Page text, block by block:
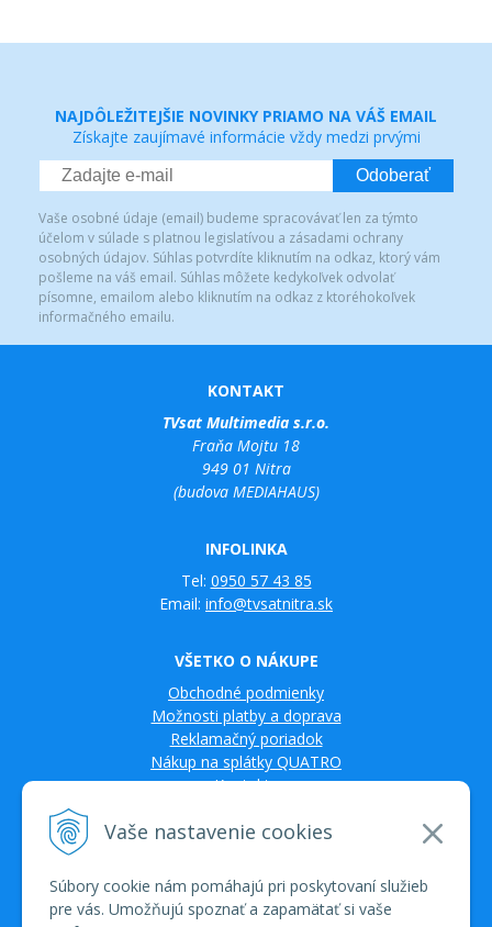
Vaše nastavenie cookies
Súbory cookie nám pomáhajú pri poskytovaní služieb
pre vás. Umožňujú spoznať a zapamätať si vaše
NAJDÔLEŽITEJŠIE NOVINKY PRIAMO NA VÁŠ EMAIL
Získajte zaujímavé informácie vždy medzi prvými
Odoberať
Vaše osobné údaje (email) budeme spracovávať len za týmto
účelom v súlade s platnou legislatívou a zásadami ochrany
osobných údajov. Súhlas potvrdíte kliknutím na odkaz, ktorý vám
pošleme na váš email. Súhlas môžete kedykoľvek odvolať
písomne, emailom alebo kliknutím na odkaz z ktoréhokoľvek
informačného emailu.
KONTAKT
TVsat Multimedia s.r.o.
Fraňa Mojtu 18
949 01 Nitra
(budova MEDIAHAUS)
INFOLINKA
Tel: 0950 57 43 85
Email: info@tvsatnitra.sk
VŠETKO O NÁKUPE
Obchodné podmienky
Možnosti platby a doprava
Reklamačný poriadok
Nákup na splátky QUATRO
Kontakty